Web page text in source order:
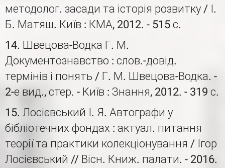
методолог. засади та історія розвитку / І.
Б. Матяш. Київ : КМА, 2012. - 515 с.
14. Швецова-Водка Г. М.
Документознавство : слов.-довід.
термінів і понять / Г. М. Швецова-Водка. -
2-е вид., стер. - Київ : Знання, 2012. - 319 с.
15. Лосієвський І. Я. Автографи у
бібліотечних фондах : актуал. питання
теорії та практики колекціонування / Ігор
Лосієвський // Вісн. Книж. палати. - 2016.